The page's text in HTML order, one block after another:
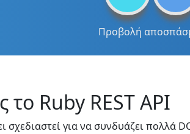
Προβολή
Ruby REST API
για να συνδυάζει πολλά